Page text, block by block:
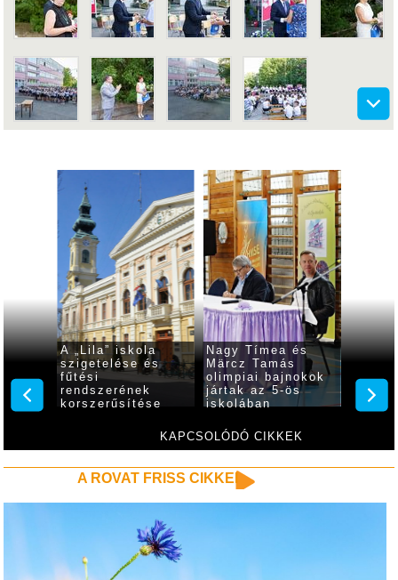
KAPCSOLÓDÓ CIKKEK
A „Lila” iskola
szigetelése és
fűtési
rendszerének
korszerűsítése
Nagy Tímea és
Märcz Tamás
olimpiai bajnokok
jártak az 5-ös
iskolában
A ROVAT FRISS CIKKEI